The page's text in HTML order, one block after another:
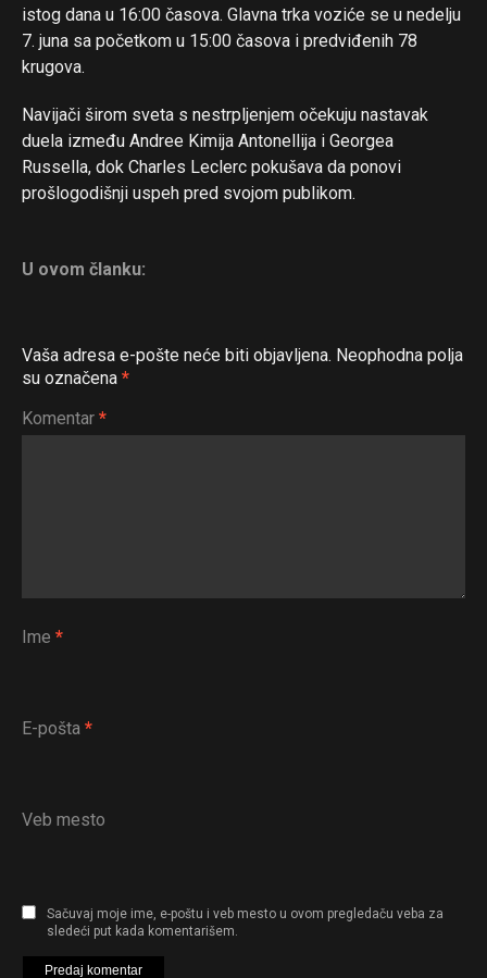
istog dana u 16:00 časova. Glavna trka voziće se u nedelju
7. juna sa početkom u 15:00 časova i predviđenih 78
krugova.
Navijači širom sveta s nestrpljenjem očekuju nastavak
duela između Andree Kimija Antonellija i Georgea
Russella, dok Charles Leclerc pokušava da ponovi
prošlogodišnji uspeh pred svojom publikom.
U ovom članku:
Vaša adresa e-pošte neće biti objavljena. Neophodna polja
su označena *
Komentar *
Ime *
E-pošta *
Veb mesto
Sačuvaj moje ime, e-poštu i veb mesto u ovom pregledaču veba za
sledeći put kada komentarišem.
Email